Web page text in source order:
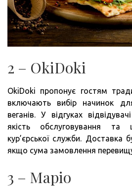
2 – OkiDoki
OkiDoki пропонує гостям
включають вибір начинок
веганів. У відгуках
якість обслуговування та
кур’єрської служби. Доставка
якщо сума замовлення
3 – Маріо